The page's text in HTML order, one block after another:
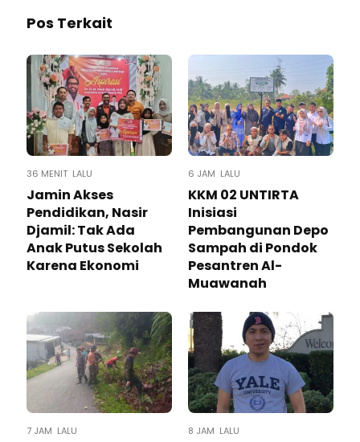
Pos Terkait
36 MENIT LALU
Jamin Akses
Pendidikan, Nasir
Djamil: Tak Ada
Anak Putus Sekolah
Karena Ekonomi
6 JAM LALU
KKM 02 UNTIRTA
Inisiasi
Pembangunan Depo
Sampah di Pondok
Pesantren Al-
Muawanah
7 JAM LALU 8 JAM LALU